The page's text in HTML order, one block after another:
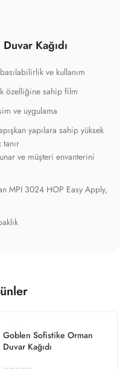
Kağıdı
ve kullanım
özelliğine sahip film
ve uygulama
yapılara sahip yüksek
ve müşteri envanterini
MPI 3024 HOP Easy Apply,
Goblen Sofistike Orman
Duvar Kağıdı